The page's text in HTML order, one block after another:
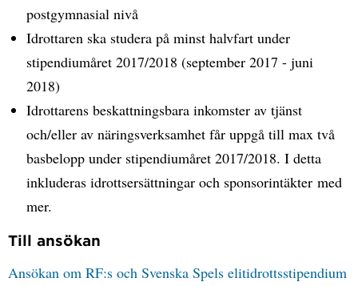
postgymnasial nivå
Idrottaren ska studera på minst halvfart under
stipendiumåret 2017/2018 (september 2017 - juni
2018)
Idrottarens beskattningsbara inkomster av tjänst
och/eller av näringsverksamhet får uppgå till max två
basbelopp under stipendiumåret 2017/2018. I detta
inkluderas idrottsersättningar och sponsorintäkter med
mer.
Till ansökan
Ansökan om RF:s och Svenska Spels elitidrottsstipendium